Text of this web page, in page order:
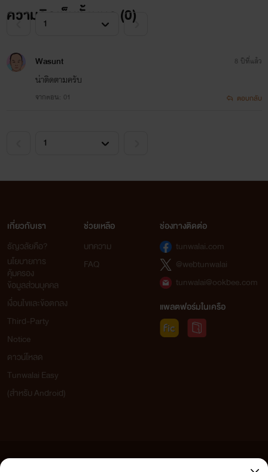
ความคิดเห็นทั้งหมด (0)
Wasunt
น่าติดตามครับ
จากตอน: 01
8 ปีที่แล้ว
ตอบกลับ
เกี่ยวกับเรา
ธัญวลัยคือ?
นโยบายการ
คุ้มครอง
ข้อมูลส่วนบุคคล
เงื่อนไขและข้อตกลง
Third-Party
Notice
ดาวน์โหลด
Tunwalai Easy
(สำหรับ Android)
ช่วยเหลือ
บทความ
FAQ
ช่องทางติดต่อ
tunwalai.com
@webtunwalai
tunwalai@ookbee.com
แพลตฟอร์มในเครือ